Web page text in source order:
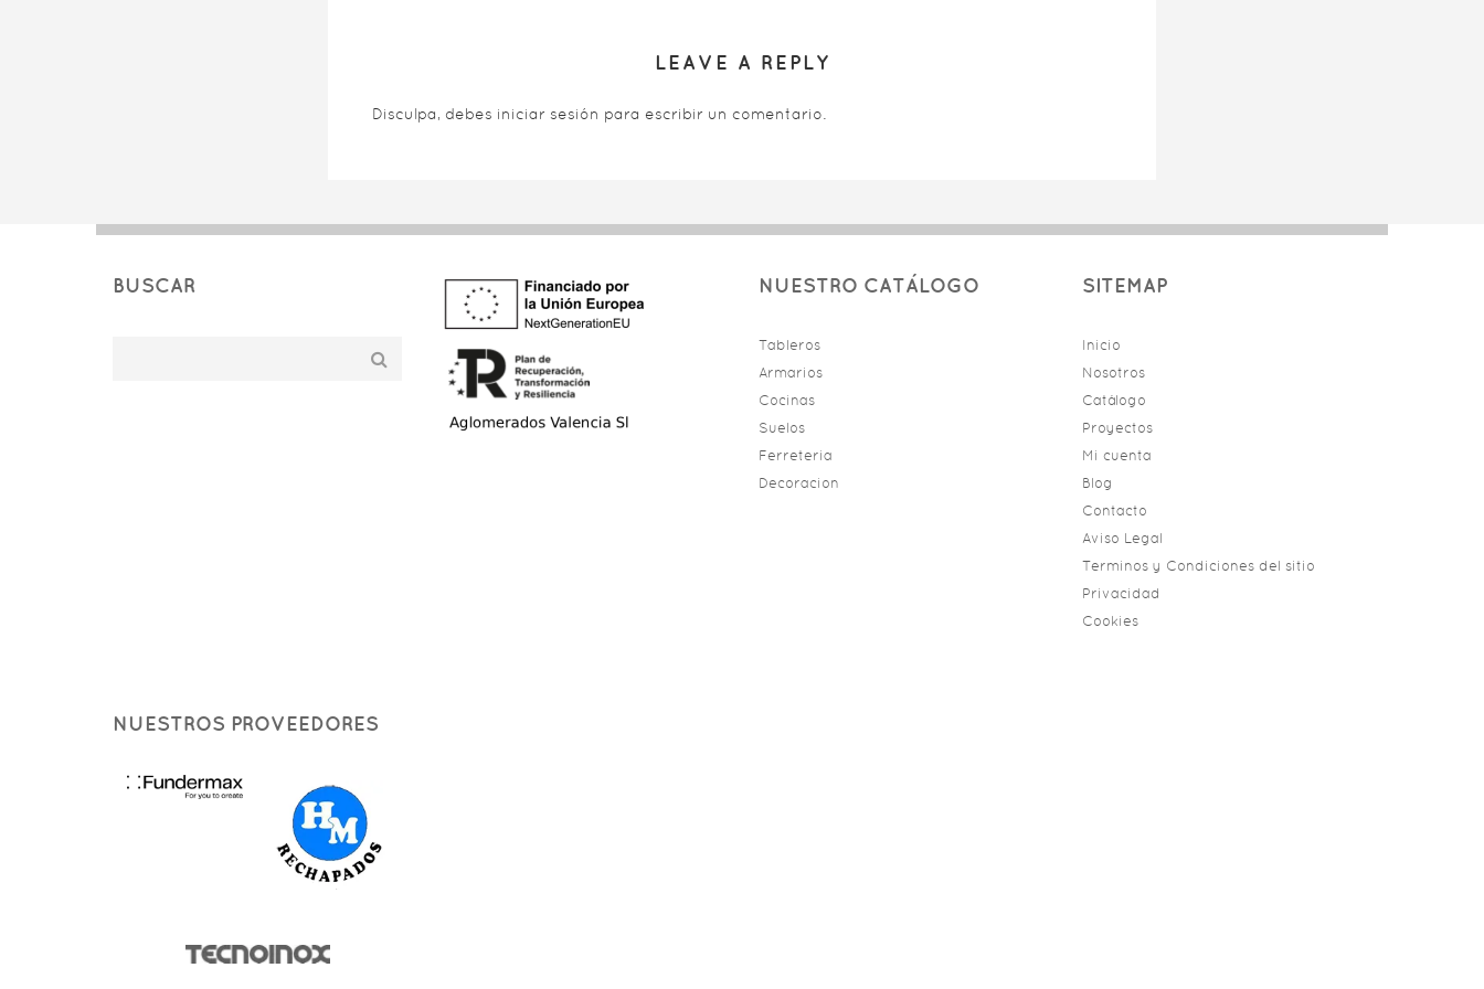
LEAVE A REPLY
Disculpa, debes iniciar sesión para escribir un comentario.
BUSCAR NUESTRO CATÁLOGO
Tableros
Armarios
Cocinas
Suelos
Ferreteria
Decoracion
SITEMAP
Inicio
Nosotros
Catálogo
Proyectos
Mi cuenta
Blog
Contacto
Aviso Legal
Terminos y Condiciones del sitio
Privacidad
Cookies
NUESTROS PROVEEDORES